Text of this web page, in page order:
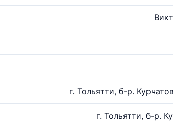
г. Тольятти, б-р.
г. Тольятти, б-р.